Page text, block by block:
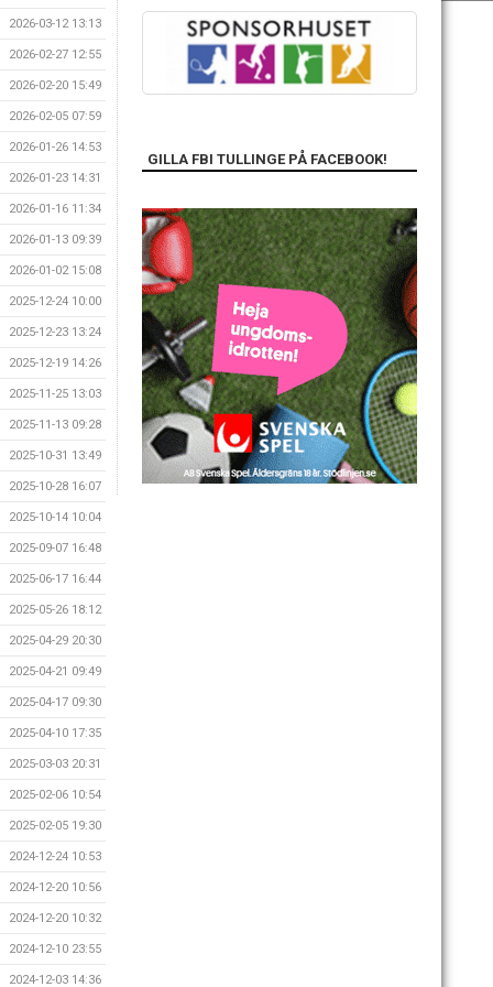
2026-03-12 13:13
2026-02-27 12:55
2026-02-20 15:49
2026-02-05 07:59
2026-01-26 14:53
2026-01-23 14:31
2026-01-16 11:34
2026-01-13 09:39
2026-01-02 15:08
2025-12-24 10:00
2025-12-23 13:24
2025-12-19 14:26
2025-11-25 13:03
2025-11-13 09:28
2025-10-31 13:49
2025-10-28 16:07
2025-10-14 10:04
2025-09-07 16:48
2025-06-17 16:44
2025-05-26 18:12
2025-04-29 20:30
2025-04-21 09:49
2025-04-17 09:30
2025-04-10 17:35
2025-03-03 20:31
2025-02-06 10:54
2025-02-05 19:30
2024-12-24 10:53
2024-12-20 10:56
2024-12-20 10:32
2024-12-10 23:55
2024-12-03 14:36
GILLA FBI TULLINGE PÅ FACEBOOK!